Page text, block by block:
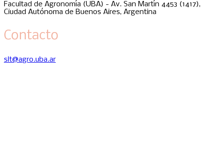
Facultad de Agronomía (UBA) - Av. San Martín 4453 (1417),
Ciudad Autónoma de Buenos Aires, Argentina
Contacto
slt@agro.uba.ar